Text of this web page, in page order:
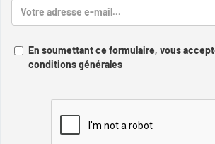
En soumettant ce formulaire, vous
conditions générales